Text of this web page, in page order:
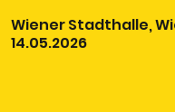
Wiener Stadthalle,
14.05.2026